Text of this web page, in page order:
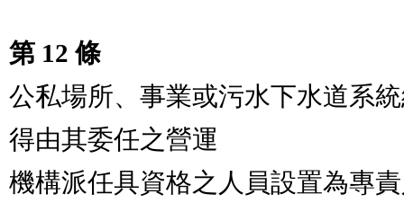
第 12 條
公私場所、事業或污水下水道系
得由其委任之營運
機構派任具資格之人員設置為專